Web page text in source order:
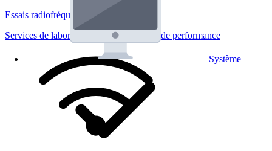
Système
Essais radiofréquences
Services de laboratoire réglementaires et de performance